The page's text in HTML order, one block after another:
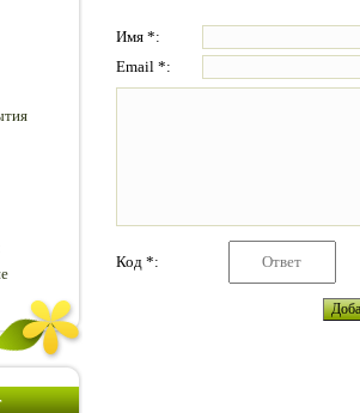
Имя *:
Email *:
Код *: